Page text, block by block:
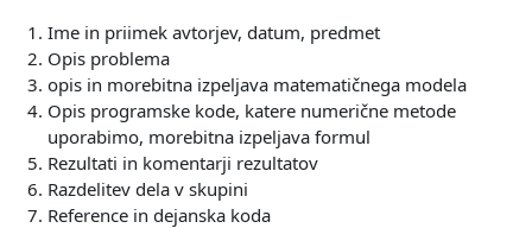
Ime in priimek avtorjev, datum, predmet
Opis problema
opis in morebitna izpeljava matematičnega modela
Opis programske kode, katere numerične metode
uporabimo, morebitna izpeljava formul
Rezultati in komentarji rezultatov
Razdelitev dela v skupini
Reference in dejanska koda